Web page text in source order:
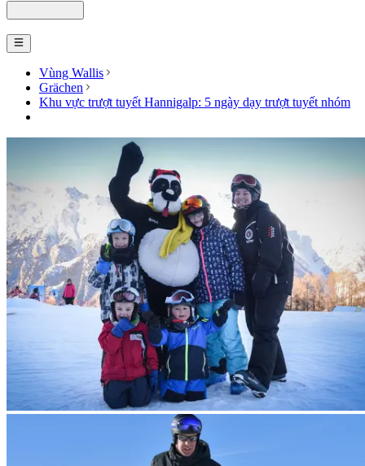
Vùng Wallis
Grächen
Khu vực trượt tuyết Hannigalp: 5 ngày dạy trượt tuyết nhóm